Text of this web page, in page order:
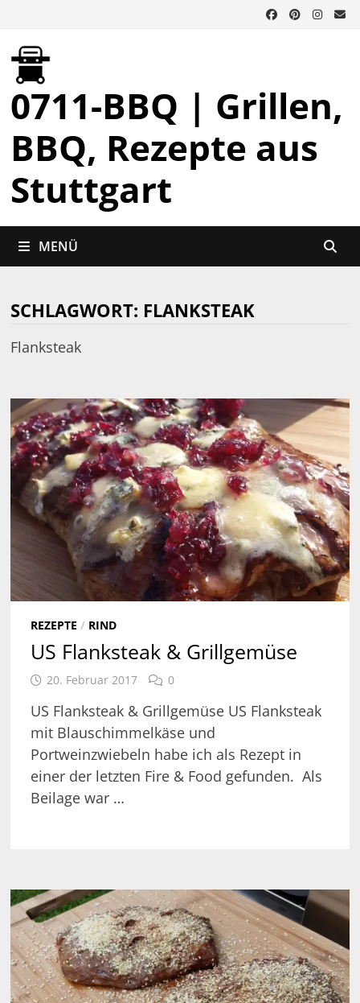
Inhalt
0711-BBQ | Grillen,
BBQ, Rezepte aus
Stuttgart
MENÜ
SCHLAGWORT: FLANKSTEAK
Flanksteak
REZEPTE / RIND
US Flanksteak & Grillgemüse
20. Februar 2017 0
US Flanksteak & Grillgemüse US Flanksteak
mit Blauschimmelkäse und
Portweinzwiebeln habe ich als Rezept in
einer der letzten Fire & Food gefunden. Als
Beilage war …